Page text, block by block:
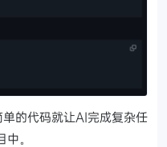
的代码就让AI完成复杂任
。